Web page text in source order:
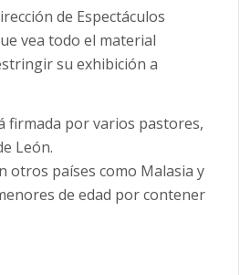
de Espectáculos
vea todo el material
su exhibición a
firmada por varios pastores,
León.
otros países como Malasia y
de edad por contener